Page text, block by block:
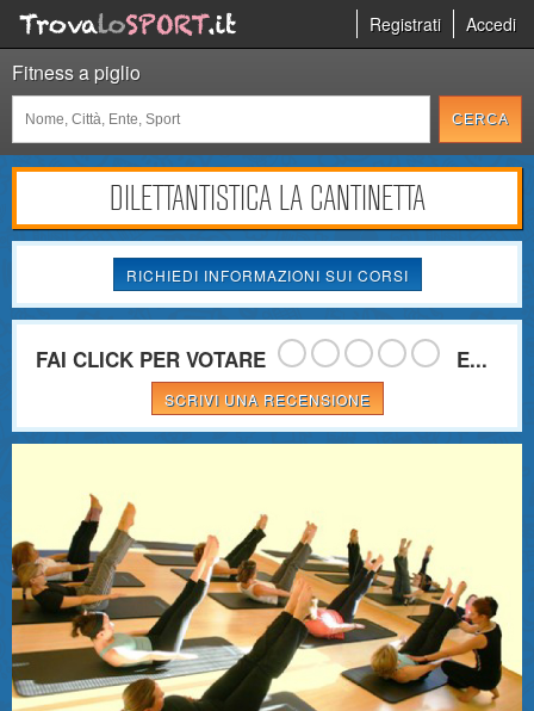
Registrati Accedi
Fitness a piglio
DILETTANTISTICA LA CANTINETTA
RICHIEDI INFORMAZIONI SUI CORSI
FAI CLICK PER VOTARE E...
SCRIVI UNA RECENSIONE